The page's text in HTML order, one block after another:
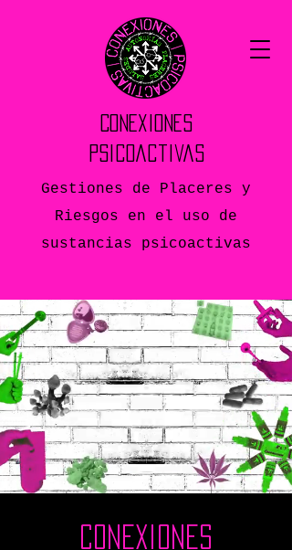
Conexiones
Psicoactivas
Gestiones de Placeres y
Riesgos en el uso de
sustancias psicoactivas
Conexiones